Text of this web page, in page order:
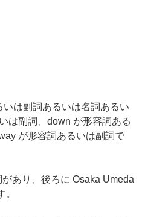
は副詞あるいは名詞あるい
は副詞、down が形容詞ある
が形容詞あるいは副詞で
あり、後ろに Osaka Umeda